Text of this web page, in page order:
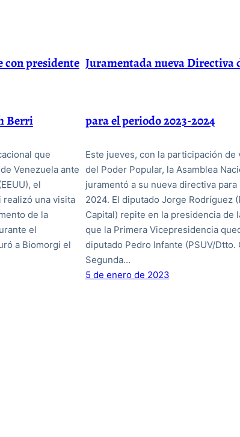
con presidente
Berri
que
Venezuela ante
el
realizó una visita
de la
el
a Biomorgi el
Juramentada nueva Directiva
para el periodo 2023-2024
Este jueves, con la participación de
del Poder Popular, la Asamblea
juramentó a su nueva directiva
2024. El diputado Jorge Rodríguez
Capital) repite en la presidencia de
que la Primera Vicepresidencia
diputado Pedro Infante (PSUV/Dtto.
Segunda…
5 de enero de 2023